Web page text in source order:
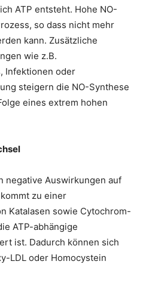
ATP entsteht. Hohe NO-
so dass nicht mehr
kann. Zusätzliche
wie z.B.
Infektionen oder
steigern die NO-Synthese
eines extrem hohen
negative Auswirkungen auf
zu einer
Katalasen sowie Cytochrom-
ATP-abhängige
ist. Dadurch können sich
LDL oder Homocystein